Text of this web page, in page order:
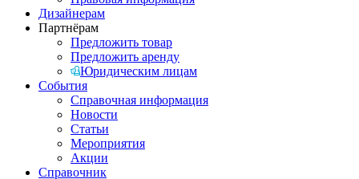
Дизайнерам
Партнёрам
Предложить товар
Предложить аренду
Юридическим лицам
События
Справочная информация
Новости
Статьи
Мероприятия
Акции
Справочник